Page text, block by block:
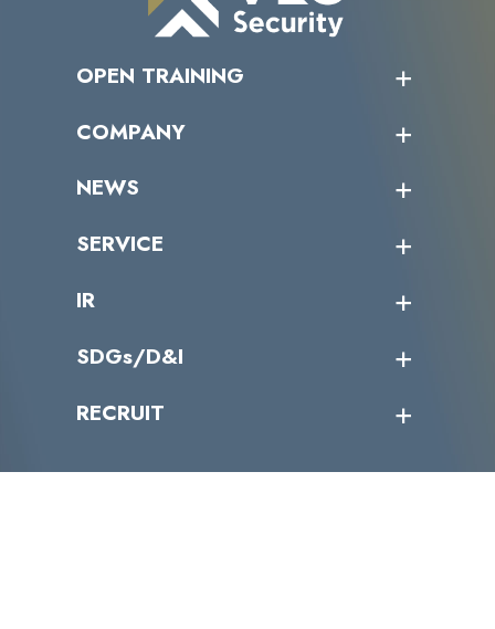
OPEN TRAINING
受講者の声
COMPANY
トップメッセージ
ミッション／ビジョン
パートナー企業一覧
NEWS
サイバーニュース
SERVICE
カテゴリー別サービス一覧
IR
IRカレンダー
IRライブラリー
株式情報
SDGs/D&I
当グループのマテリアリティ
SDGs推進体制
RECRUIT
募集職種一覧